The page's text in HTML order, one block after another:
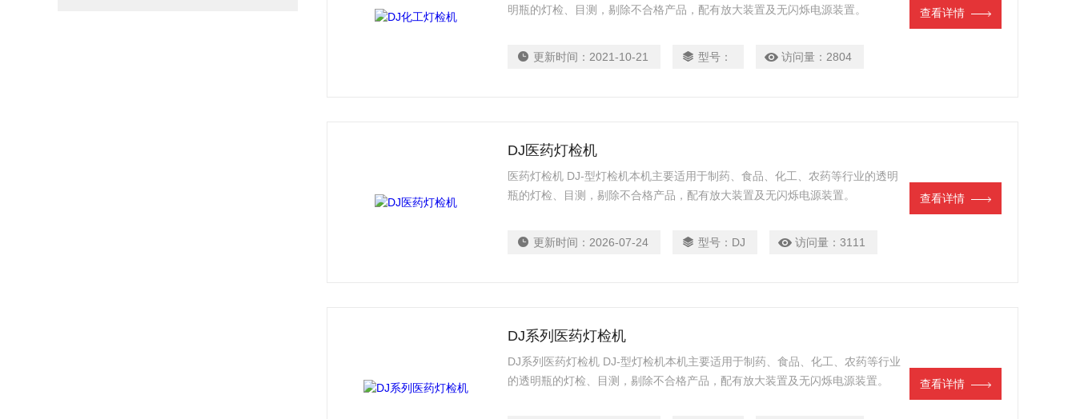
明瓶的灯检、目测，剔除不合格产品，配有放大装置及无闪烁电源装置。
更新时间： 2021-10-21 型号： 访问量： 2804
查看详情
DJ医药灯检机
医药灯检机 DJ-型灯检机本机主要适用于制药、食品、化工、农药等行业的透明
瓶的灯检、目测，剔除不合格产品，配有放大装置及无闪烁电源装置。
更新时间： 2026-07-24 型号： DJ 访问量：3111
查看详情
DJ系列医药灯检机
DJ系列医药灯检机 DJ-型灯检机本机主要适用于制药、食品、化工、农药等行业
的透明瓶的灯检、目测，剔除不合格产品，配有放大装置及无闪烁电源装置。
查看详情